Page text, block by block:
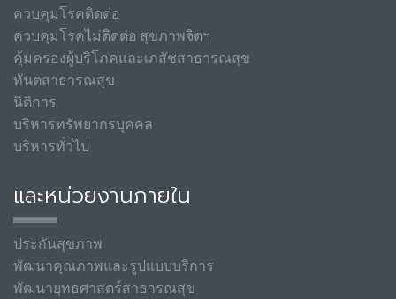
ควบคุมโรคติดต่อ
ควบคุมโรคไม่ติดต่อ สุขภาพจิตฯ
คุ้มครองผู้บริโภคและเภสัชสาธารณสุข
ทันตสาธารณสุข
นิติการ
บริหารทรัพยากรบุคคล
บริหารทั่วไป
และหน่วยงานภายใน
ประกันสุขภาพ
พัฒนาคุณภาพและรูปแบบบริการ
พัฒนายุทธศาสตร์สาธารณสุข